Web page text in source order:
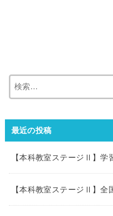
最近の投稿
【本科教室ステージⅡ】学
【本科教室ステージⅡ】全